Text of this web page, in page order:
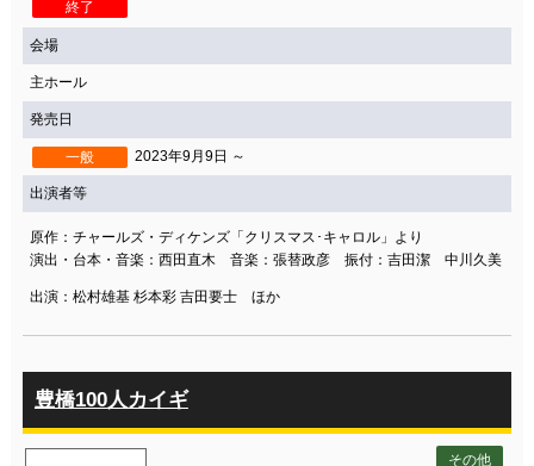
終了
会場
主ホール
発売日
一般 2023年9月9日 ～
出演者等
原作：チャールズ・ディケンズ「クリスマス･キャロル」より
演出・台本・音楽：西田直木 音楽：張替政彦 振付：吉田潔 中川久美
出演：松村雄基 杉本彩 吉田要士 ほか
豊橋100人カイギ
その他